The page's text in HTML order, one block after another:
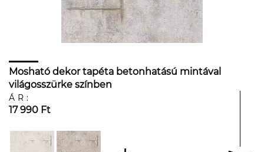
Mosható dekor tapéta betonhatású mintával
világosszürke színben
ÁR:
17 990 Ft